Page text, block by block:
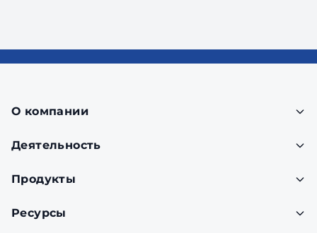
О компании
Деятельность
Продукты
Ресурсы